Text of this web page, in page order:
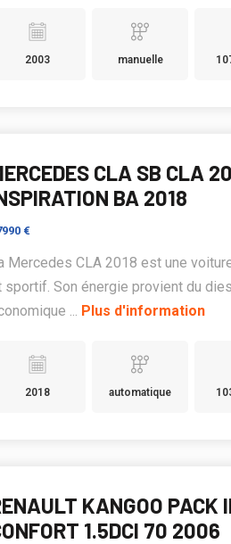
2003 manuelle
CLA SB CLA
BA 2018
€
Mercedes CLA 2018 est une
sportif. Son énergie provient du
... Plus d'information
2018 automatique
KANGOO PACK
1.5DCI 70 2006